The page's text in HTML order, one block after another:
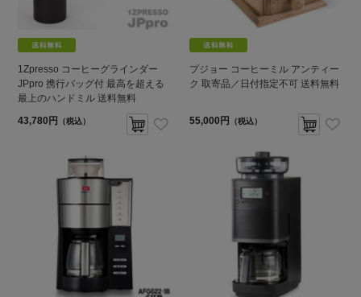
1Zpresso コーヒーグラインダー
JPpro 携行バッグ付 最高を超える
最上のハンドミル 送料無料
43,780円
（税込）
プジョー コーヒーミル アンティー
ク 取寄品／日付指定不可 送料無料
55,000円 （税込）